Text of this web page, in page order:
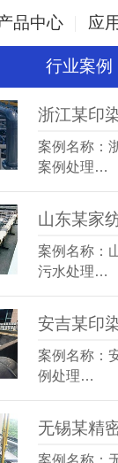
品中心 应
行业案例
浙江某印
案例名称：
案例处理…
案例名称：
污水处理…
安吉某印
案例名称：
例处理…
案例名称：